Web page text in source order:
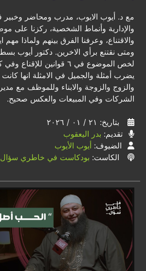
مع د. أيوب الايوب، مدرب ومحاضر وخبير
والإدارية وأنماط الشخصية، ركزنا على
والاقتناع، وعرفنا الفرق بينهم ولماذا
ومتى نقتنع برأي الاخرين. دكتور أيوب
لخص الموضوع في ٦ قوانين
يضرب أمثلة والجميل في الامثلة انها كانت
والزوج والزوجة والابناء وللموظف مع
الشركات وفي المبيعات والعكس صحيح.
بتاريخ: ٢١ / ٠١ / ٢٠٢٦
تقديم: بدر اليعقوب
الضيوف: أيوب الأيوب
الكاست: بودكاست في خاطري سؤال